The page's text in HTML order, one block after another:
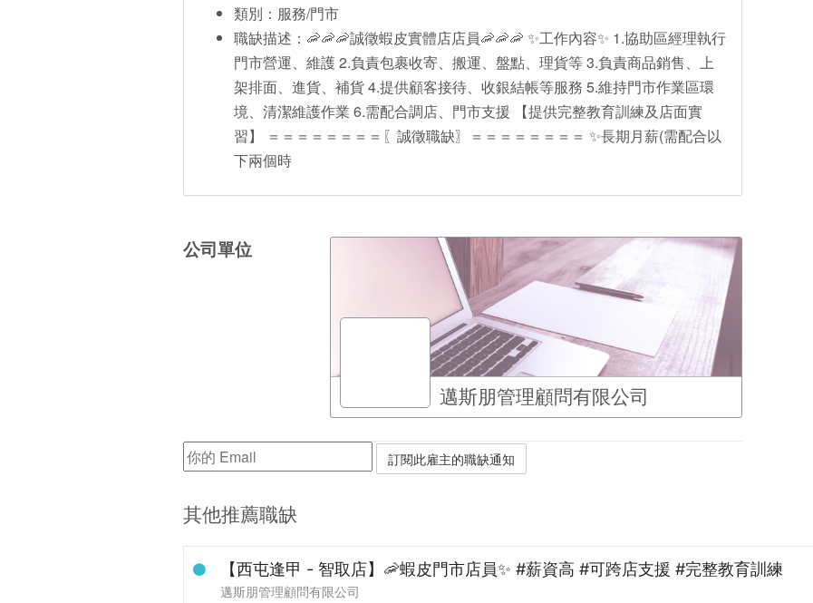
類別：服務/門市
職缺描述：🦐🦐🦐誠徵蝦皮實體店店員🦐🦐🦐 ✨工作內容✨ 1.協助區經理執行
門市營運、維護 2.負責包裹收寄、搬運、盤點、理貨等 3.負責商品銷售、上
架排面、進貨、補貨 4.提供顧客接待、收銀結帳等服務 5.維持門市作業區環
境、清潔維護作業 6.需配合調店、門市支援 【提供完整教育訓練及店面實
習】 ＝＝＝＝＝＝＝＝〖誠徵職缺〗＝＝＝＝＝＝＝＝ ✨長期月薪(需配合以
下兩個時
公司單位
邁斯朋管理顧問有限公司
其他推薦職缺
【西屯逢甲 - 智取店】🦐蝦皮門市店員✨ #薪資高 #可跨店支援 #完整教育訓練
邁斯朋管理顧問有限公司